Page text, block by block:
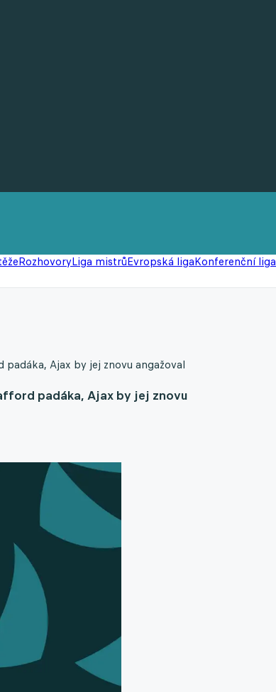
RozhovoryLiga mistrůEvropská ligaKonferenční liga
Ajax by jej znovu angažoval
padáka, Ajax by jej znovu